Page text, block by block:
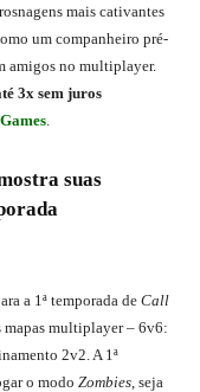
mais cativantes
um companheiro pré-
amigos no multiplayer.
3x sem juros
suas
a 1ª temporada de Call
mapas multiplayer – 6v6:
2v2. A 1ª
o modo Zombies , seja